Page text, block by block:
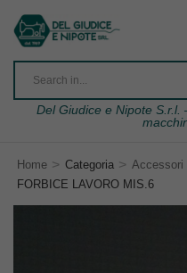
Del Giudice e Nipote
Home > Categoria > Accessori
FORBICE LAVORO MIS.6